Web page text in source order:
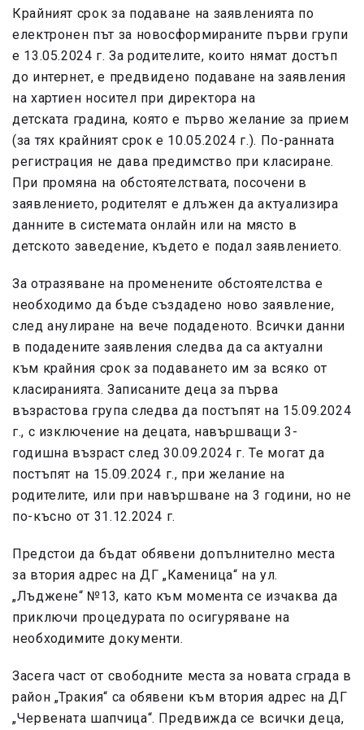
Крайният срок за подаване на заявленията по
електронен път за новосформираните първи групи
е 13.05.2024 г. За родителите, които нямат достъп
до интернет, е предвидено подаване на заявления
на хартиен носител при директорa на
детскaтa градинa, която е първо желание за прием
(за тях крайният срок е 10.05.2024 г.). По-ранната
регистрация не дава предимство при класиране.
При промяна на обстоятелствата, посочени в
заявлението, родителят е длъжен да актуализира
данните в системата онлайн или на място в
детското заведение, където е подал заявлението.
За отразяване на променените обстоятелства е
необходимо да бъде създадено ново заявление,
след анулиране на вече подаденото. Всички данни
в подадените заявления следва да са актуални
към крайния срок за подаването им за всяко от
класиранията. Записаните деца за първа
възрастова група следва да постъпят на 15.09.2024
г., с изключение на децата, навършващи 3-
годишна възраст след 30.09.2024 г. Те могат да
постъпят на 15.09.2024 г., при желание на
родителите, или при навършване на 3 години, но не
по-късно от 31.12.2024 г.
Предстои да бъдат обявени допълнително места
за втория адрес на ДГ „Каменица“ на ул.
„Лъджене“ №13, като към момента се изчаква да
приключи процедурата по осигуряване на
необходимите документи.
Засега част от свободните места за новата сграда в
район „Тракия“ са обявени към втория адрес на ДГ
„Червената шапчица“. Предвижда се всички деца,